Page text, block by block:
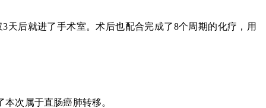
后就进了手术室。术后也配合完成了8个周期的化疗，用
次属于直肠癌肺转移。